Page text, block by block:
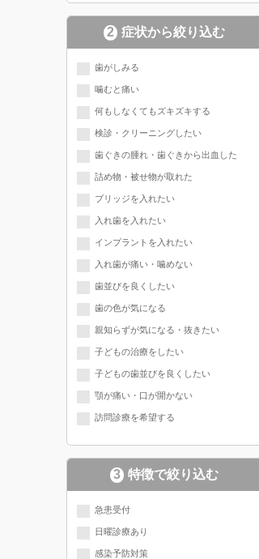
2 症状から絞り込む
歯がしみる
噛むと痛い
何もしなくてもズキズキする
検診・クリーニングしたい
歯ぐきの腫れ・歯ぐきから出血した
詰め物・被せ物が取れた
ブリッジを入れたい
入れ歯を入れたい
インプラントを入れたい
入れ歯が痛い・噛めない
歯並びを良くしたい
歯の色が気になる
親知らずが気になる・抜きたい
子どもの治療をしたい
子どもの歯並びを良くしたい
顎が痛い・口が開かない
訪問診療を希望する
3 特徴で絞り込む
急患受付
日曜診療あり
感染予防対策